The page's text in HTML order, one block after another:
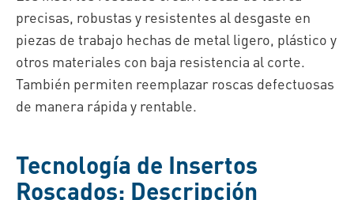
precisas, robustas y resistentes al desgaste en
piezas de trabajo hechas de metal ligero, plástico y
otros materiales con baja resistencia al corte.
También permiten reemplazar roscas defectuosas
de manera rápida y rentable.
Tecnología de Insertos
Roscados: Descripción